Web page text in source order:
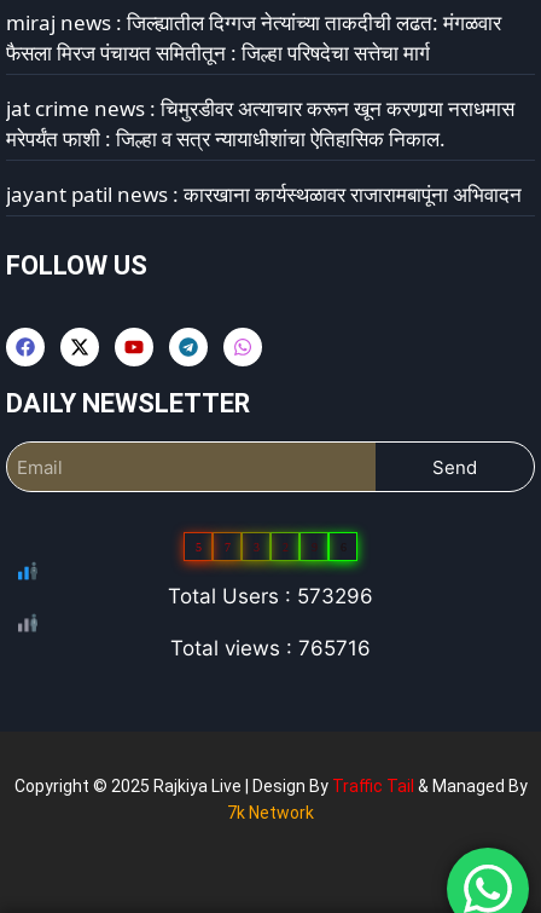
miraj news : जिल्ह्यातील दिग्गज नेत्यांच्या ताकदीची लढत: मंगळवार
फैसला मिरज पंचायत समितीतून : जिल्हा परिषदेचा सत्तेचा मार्ग
jat crime news : चिमुरडीवर अत्याचार करून खून करणार्‍या नराधमास
मरेपर्यंत फाशी : जिल्हा व सत्र न्यायाधीशांचा ऐतिहासिक निकाल.
jayant patil news : कारखाना कार्यस्थळावर राजारामबापूंना अभिवादन
FOLLOW US
DAILY NEWSLETTER
Send
5 7 3 2 9
Total Users : 573296
Total views : 765716
Copyright © 2025 Rajkiya Live | Design By Traffic Tail & Managed By
7k Network